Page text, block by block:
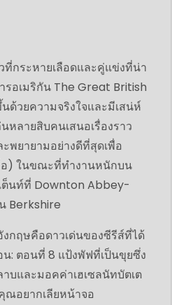
กระหายเลือดและคู่แข่งที่น่า
อเมริกัน The Great British
ด้วยความจริงใจและมีเสน่ห์
ลายสิบคนเสนอเรื่องราว
พยายามอย่างดีที่สุดเพื่อ
) ในขณะที่ทำงานหนักบน
ต็นท์ที่ Downton Abbey-
Berkshire
กฤษคือดาวเด่นของซีรีส์ที่ได้
น: ตอนที่ 8 แป้งพัฟที่เป็นขุยซึ่ง
บและมอคค่าเฮเซลนัทบัตเต
ณอยากเลียหน้าจอ